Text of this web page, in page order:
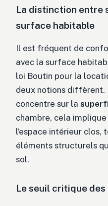
La distinction entre
surface habitable
Il est fréquent de
avec la surface
loi Boutin pour la
deux notions diffèrent.
concentre sur la
chambre, cela
l’espace intérieur
éléments structurels
sol.
Le seuil critique